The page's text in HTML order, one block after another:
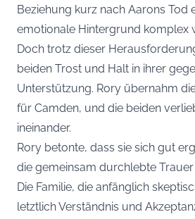
Beziehung kurz nach Aarons Tod
emotionale Hintergrund komplex
Doch trotz dieser
beiden Trost und Halt in ihrer
Unterstützung. Rory übernahm
für Camden, und die beiden
ineinander.
Rory betonte, dass sie sich gut
die gemeinsam durchlebte
Die Familie, die anfänglich
letztlich Verständnis und